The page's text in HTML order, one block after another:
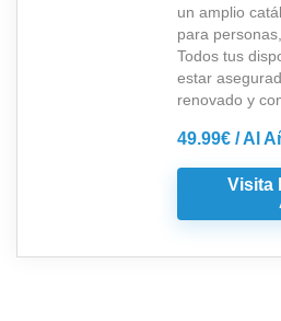
un amplio
para
Todos tus
estar
renovado y
49.99€ / Al
Visita